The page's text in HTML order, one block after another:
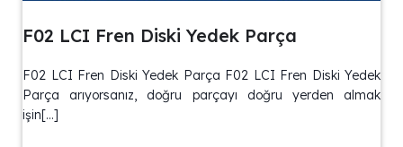
F02 LCI Fren Diski Yedek Parça
F02 LCI Fren Diski Yedek Parça F02 LCI Fren Diski Yedek
Parça arıyorsanız, doğru parçayı doğru yerden almak
işin[…]